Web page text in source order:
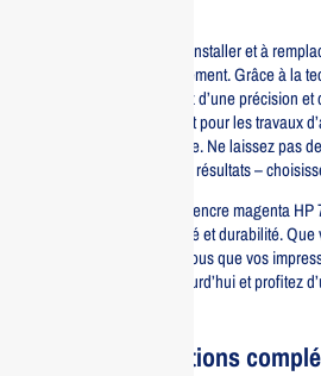
Cette cartouche est facile à installer et à
reprendre vos projets rapidement. Grâce à la
pointe d’HP, vous bénéficiez d’une précision
ce qui en fait un choix parfait pour les travaux
graphique et de cartographie. Ne laissez pas
inférieure compromettre vos résultats –
Investir dans la cartouche d’encre magenta
qui allie performance, qualité et durabilité.
ou un passionné, assurez-vous que vos
faire. Commandez dès aujourd’hui et profitez
Informations